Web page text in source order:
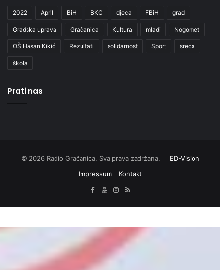
2022 April BiH BKC djeca FBiH grad
Gradska uprava Gračanica Kultura mladi Nogomet
OŠ Hasan Kikić Rezultati solidarnost Sport sreca
škola
Prati nas
© 2026 Radio Gračanica. Sva prava zadržana. | ED-Vision
Impressum
Kontakt